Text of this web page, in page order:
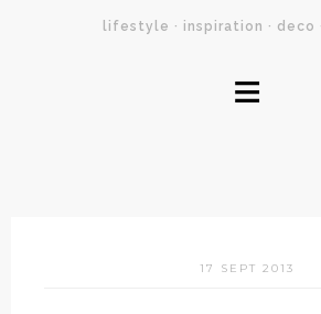
lifestyle · inspiration · deco
≡
17 SEPT 2013